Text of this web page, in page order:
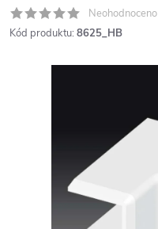
Neohodnoceno
Kód produktu: 8625_HB